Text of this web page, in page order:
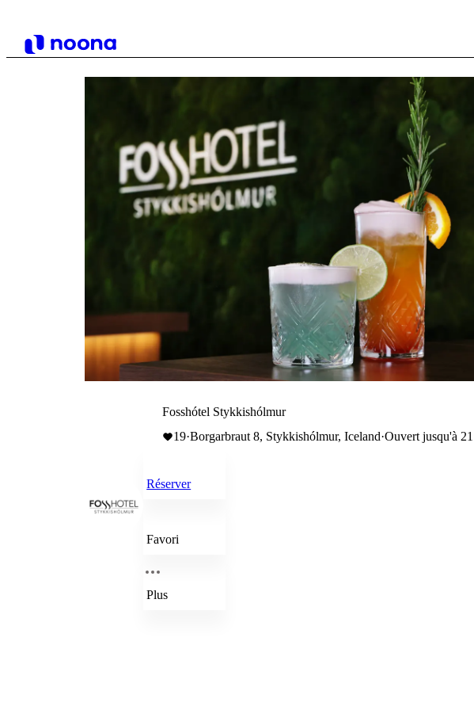
Fosshótel Stykkishólmur
19·Borgarbraut 8, Stykkishólmur, Iceland·Ouvert jusqu'à
Réserver
Favori
Plus